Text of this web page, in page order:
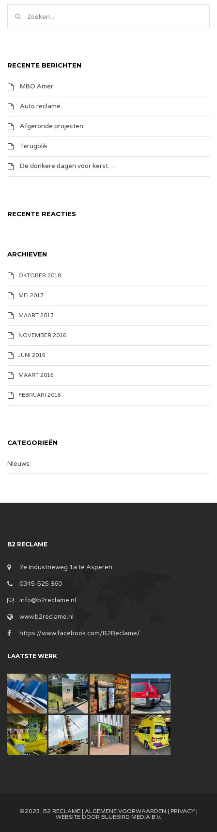
RECENTE BERICHTEN
MBO Amer
Auto reclame
Afgeronde projecten
Terugblik
De donkere dagen voor kerst…
RECENTE REACTIES
ARCHIEVEN
OKTOBER 2018
MEI 2017
MAART 2017
NOVEMBER 2016
JUNI 2016
MAART 2016
FEBRUARI 2016
CATEGORIEËN
Nieuws
B2 RECLAME
2e Industrieweg 1a te Asperen
0345-525 960
info@b2reclame.nl
www.b2reclame.nl
https://www.facebook.com/B2Reclame/
LAATSTE WERK
©2023. B2 RECLAME | ALGEMENE VOORWAARDEN | PRIVACY |
WEBSITE DOOR BLUEBIRD MEDIA B.V.